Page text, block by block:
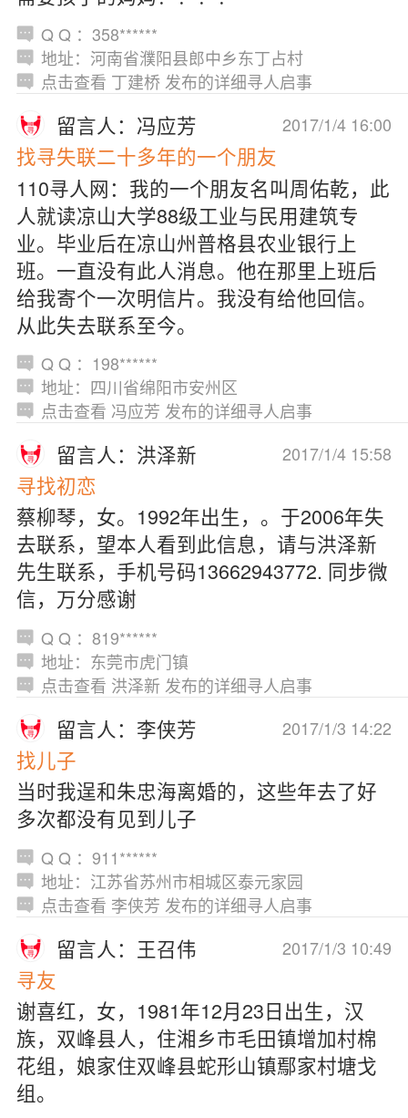
Q Q ：358******
地址：河南省濮阳县郎中乡东丁占村
点击查看 丁建桥 发布的详细寻人启事
2017/1/4 16:00
留言人：冯应芳
找寻失联二十多年的一个朋友
110寻人网：我的一个朋友名叫周佑乾，此
人就读凉山大学88级工业与民用建筑专
业。毕业后在凉山州普格县农业银行上
班。一直没有此人消息。他在那里上班后
给我寄个一次明信片。我没有给他回信。
从此失去联系至今。
Q Q ：198******
地址：四川省绵阳市安州区
点击查看 冯应芳 发布的详细寻人启事
2017/1/4 15:58
留言人：洪泽新
寻找初恋
蔡柳琴，女。1992年出生，。于2006年失
去联系，望本人看到此信息，请与洪泽新
先生联系，手机号码13662943772. 同步微
信，万分感谢
Q Q ：819******
地址：东莞市虎门镇
点击查看 洪泽新 发布的详细寻人启事
2017/1/3 14:22
留言人：李侠芳
找儿子
当时我逞和朱忠海离婚的，这些年去了好
多次都没有见到儿子
Q Q ：911******
地址：江苏省苏州市相城区泰元家园
点击查看 李侠芳 发布的详细寻人启事
2017/1/3 10:49
留言人：王召伟
寻友
谢喜红，女，1981年12月23日出生，汉
族，双峰县人，住湘乡市毛田镇增加村棉
花组，娘家住双峰县蛇形山镇鄢家村塘戈
组。